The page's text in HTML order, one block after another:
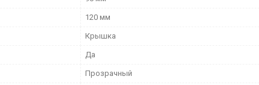
120 мм
Крышка
Да
Прозрачный